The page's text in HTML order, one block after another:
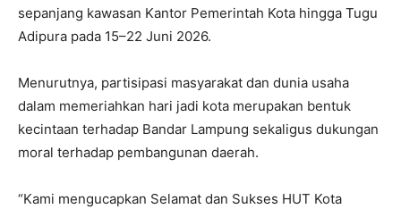
sepanjang kawasan Kantor Pemerintah Kota hingga Tugu
Adipura pada 15–22 Juni 2026.
Menurutnya, partisipasi masyarakat dan dunia usaha
dalam memeriahkan hari jadi kota merupakan bentuk
kecintaan terhadap Bandar Lampung sekaligus dukungan
moral terhadap pembangunan daerah.
“Kami mengucapkan Selamat dan Sukses HUT Kota